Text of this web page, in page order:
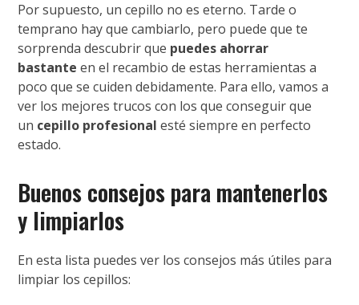
Por supuesto, un cepillo no es eterno. Tarde o
temprano hay que cambiarlo, pero puede que te
sorprenda descubrir que puedes ahorrar
bastanteen el recambio de estas herramientas a
poco que se cuiden debidamente. Para ello, vamos a
ver los mejores trucos con los que conseguir que
un cepillo profesionalesté siempre en perfecto
estado.
Buenos consejos para mantenerlos
y limpiarlos
En esta lista puedes ver los consejos más útiles para
limpiar los cepillos: